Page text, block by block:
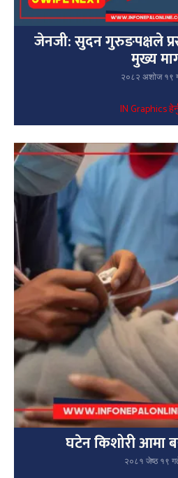
जेनजी: सुदन गुरुङपक्षले
मुख्य
२०८२ अशोज १९
IN Graphics
घटेन किशोरी आमा
२०८१ जेष्ठ १९